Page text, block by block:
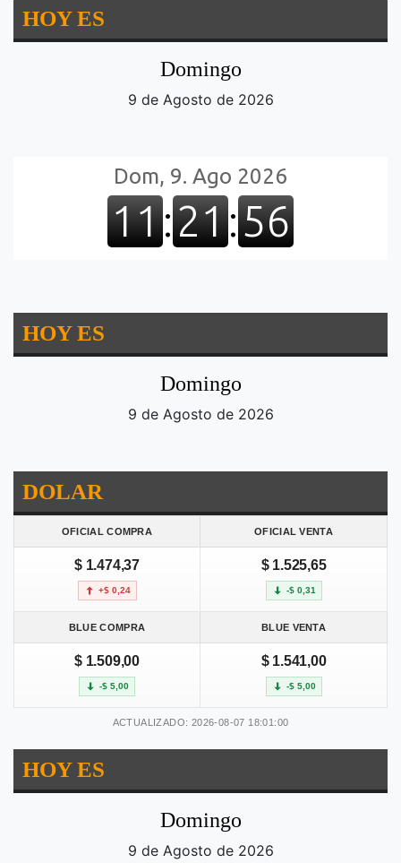
HOY ES
Domingo
9 de Agosto de 2026
HOY ES
Domingo
9 de Agosto de 2026
DOLAR
OFICIAL COMPRA OFICIAL VENTA
$ 1.474,37
+$ 0,24
$ 1.525,65
-$ 0,31
BLUE COMPRA BLUE VENTA
$ 1.509,00
-$ 5,00
$ 1.541,00
-$ 5,00
ACTUALIZADO: 2026-08-07 18:01:00
HOY ES
Domingo
9 de Agosto de 2026